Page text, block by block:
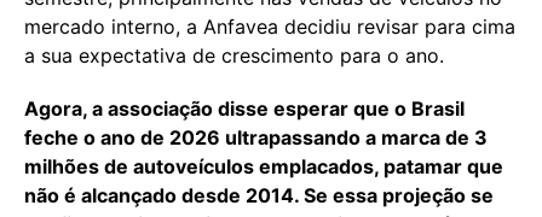
mercado interno, a Anfavea decidiu revisar para cima
a sua expectativa de crescimento para o ano.
Agora, a associação disse esperar que o Brasil
feche o ano de 2026 ultrapassando a marca de 3
milhões de autoveículos emplacados, patamar que
não é alcançado desde 2014. Se essa projeção se